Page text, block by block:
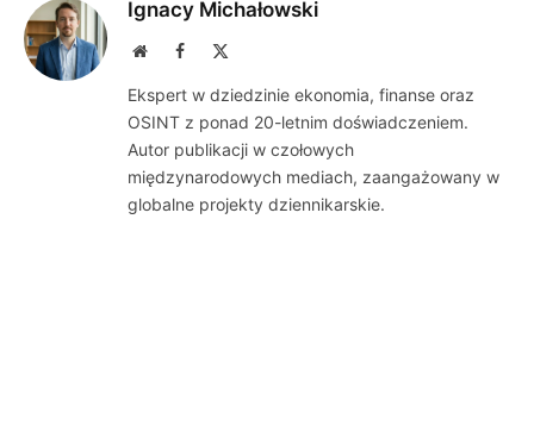
Ignacy Michałowski
WebsiteFacebook
Ekspert w dziedzinie ekonomia, finanse oraz
OSINT z ponad 20-letnim doświadczeniem.
Autor publikacji w czołowych
międzynarodowych mediach, zaangażowany w
globalne projekty dziennikarskie.